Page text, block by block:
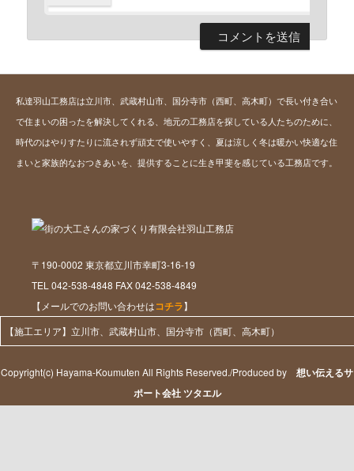
私達羽山工務店は立川市、武蔵村山市、国分寺市（西町、高木町）で長い付き合い
で住まいの困ったを解決してくれる、地元の工務店を探している人たちのために、
時代のはやりすたりに流されず頑丈で使いやすく、夏は涼しく冬は暖かい快適な住
まいと家族的なおつきあいを、提供することに生き甲斐を感じている工務店です。
〒190-0002 東京都立川市幸町3-16-19
TEL 042-538-4848 FAX 042-538-4849
【メールでのお問い合わせはコチラ】
【施工エリア】立川市、武蔵村山市、国分寺市（西町、高木町）
Copyright(c) Hayama-Koumuten All Rights Reserved./Produced by 想い伝えるサ
ポート会社 ツタエル